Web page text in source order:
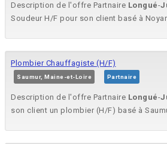
Description de l'offre Partnaire Longué-
Soudeur H/F pour son client basé à
Plombier Chauffagiste (H/F)
Saumur, Maine-et-Loire Partnaire
Description de l'offre Partnaire Longué-
son client un plombier (H/F) basé à